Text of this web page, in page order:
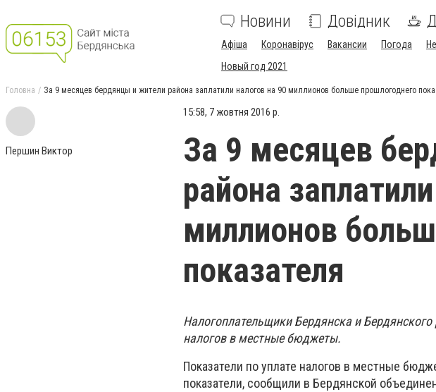
Новини Довідник
Афіша Коронавірус Вакансии Погода
Новый год 2021
Головна За 9 месяцев бердянцы и жители района заплатили налогов на 90 миллионов больше прошлогоднего
Першин Виктор
15:58, 7 жовтня 2016 р.
За 9 месяцев
района
миллионов
показателя
Налогоплательщики Бердянска и
налогов в местные бюджеты.
Показатели по уплате налогов в местные
показатели, сообщили в Бердянской